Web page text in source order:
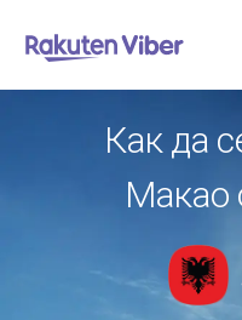
Как да
Макао